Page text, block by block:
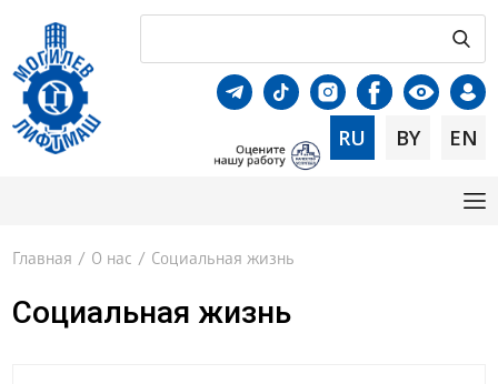
RU BY EN
Главная / О нас / Социальная жизнь
Социальная жизнь